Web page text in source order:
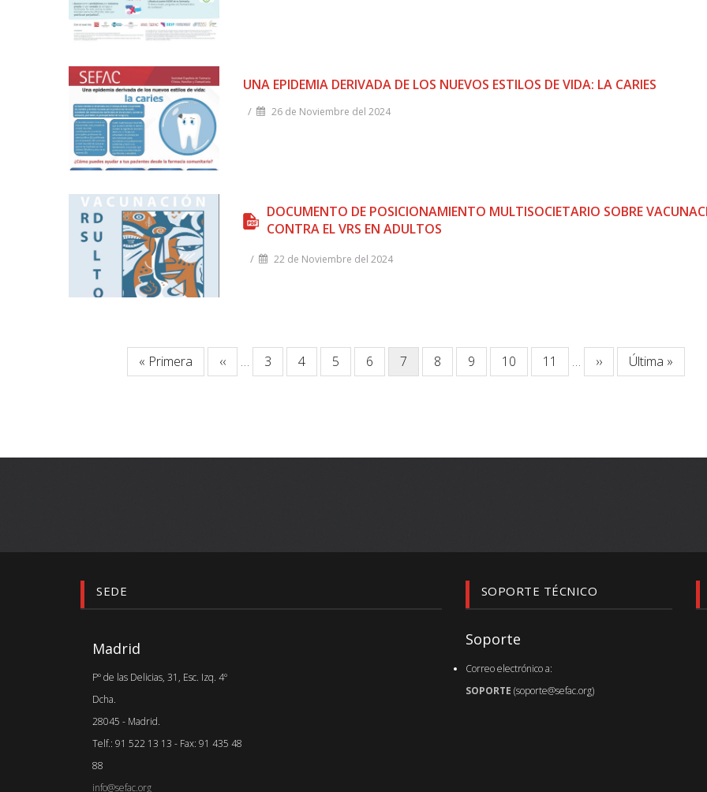
UNA EPIDEMIA DERIVADA DE LOS NUEVOS ESTILOS DE VIDA: LA CARIES
/ 26 de Noviembre del 2024
DOCUMENTO DE POSICIONAMIENTO MULTISOCIETARIO SOBRE
CONTRA EL VRS EN ADULTOS
/ 22 de Noviembre del 2024
PaginaciónPrimera
página
« Primera
Página
anterior
‹‹ … Página
3 Página
4 Página
5 Página
6
Página
actual
7 Página
8 Página
9 Página
10 Página
11 …
Siguiente
página
››
Última
página
Última »
SEDE
Madrid
Pº de las Delicias, 31, Esc. Izq. 4º
Dcha.
28045 - Madrid.
Telf.: 91 522 13 13 - Fax: 91 435 48
88
info@sefac.org
SOPORTE TÉCNICO
Soporte
Correo electrónico a:
SOPORTE (soporte@sefac.org)